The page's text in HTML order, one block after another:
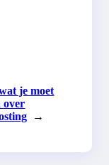
je moet
over
→